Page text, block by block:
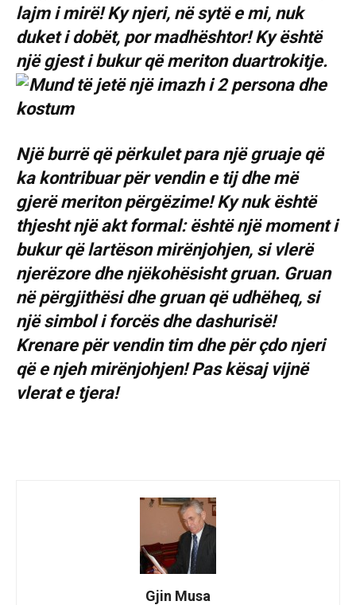
lajm i mirë! Ky njeri, në sytë e mi, nuk
duket i dobët, por madhështor! Ky është
një gjest i bukur që meriton duartrokitje.
Një burrë që përkulet para një gruaje që
ka kontribuar për vendin e tij dhe më
gjerë meriton përgëzime! Ky nuk është
thjesht një akt formal: është një moment i
bukur që lartëson mirënjohjen, si vlerë
njerëzore dhe njëkohësisht gruan. Gruan
në përgjithësi dhe gruan që udhëheq, si
një simbol i forcës dhe dashurisë!
Krenare për vendin tim dhe për çdo njeri
që e njeh mirënjohjen! Pas kësaj vijnë
vlerat e tjera!
Gjin Musa